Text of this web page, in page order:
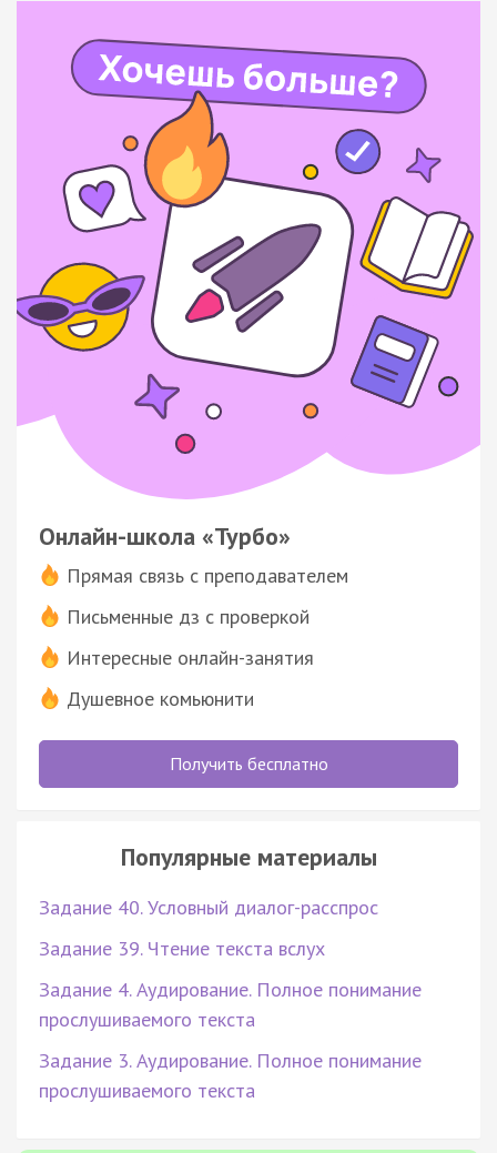
Онлайн-школа «Турбо»
Прямая связь с преподавателем
Письменные дз с проверкой
Интересные онлайн-занятия
Душевное комьюнити
Получить бесплатно
Популярные материалы
Задание 40. Условный диалог-расспрос
Задание 39. Чтение текста вслух
Задание 4. Аудирование. Полное понимание
прослушиваемого текста
Задание 3. Аудирование. Полное понимание
прослушиваемого текста